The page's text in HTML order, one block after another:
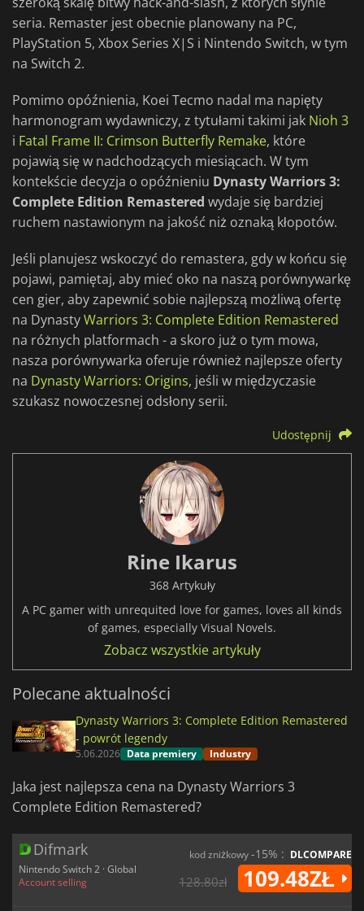
seria. Remaster jest obecnie planowany na PC,
PlayStation 5, Xbox Series X|S i Nintendo Switch, w tym
na Switch 2.
Pomimo opóźnienia, Koei Tecmo nadal ma napięty
harmonogram wydawniczy, z tytułami takimi jak Nioh 3
i Fatal Frame II: Crimson Butterfly Remake, które
pojawią się w nadchodzących miesiącach. W tym
kontekście decyzja o opóźnieniu Dynasty Warriors 3:
Complete Edition Remastered wydaje się bardziej
ruchem nastawionym na jakość niż oznaką kłopotów.
Jeśli planujesz wskoczyć do remastera, gdy w końcu się
pojawi, pamiętaj, aby mieć oko na naszą porównywarkę
cen gier, aby zapewnić sobie najlepszą możliwą ofertę
na DynastyWarriors 3: Complete Edition Remastered
na różnych platformach - a skoro już o tym mowa,
nasza porównywarka oferuje również najlepsze oferty
na Dynasty Warriors: Origins, jeśli w międzyczasie
szukasz nowoczesnej odsłony serii.
Udostępnij
Rine Ikarus
368 Artykuły
A PC gamer with unrequited love for games, loves all kinds
of games, especially Visual Novels.
Zobacz wszystkie artykuły
Polecane aktualności
Dynasty Warriors 3: Complete Edition Remastered
- powrót legendy
5.06.2026 Data premiery Industry
Jaka jest najlepsza cena na Dynasty Warriors 3
Complete Edition Remastered?
Difmark
Nintendo Switch 2 · Global
Account selling
kod zniżkowy-15% : DLCOMPARE
128.80zł 109.48ZŁ